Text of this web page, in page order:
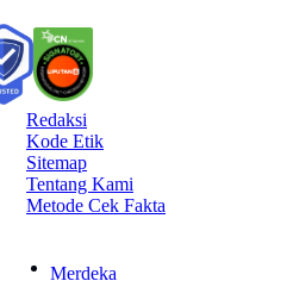
Redaksi
Kode Etik
Sitemap
Tentang Kami
Metode Cek Fakta
Merdeka